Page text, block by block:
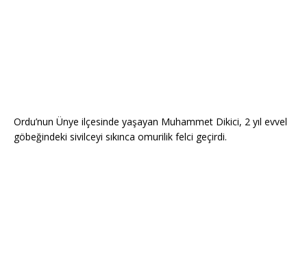
Ordu’nun Ünye ilçesinde yaşayan Muhammet Dikici, 2 yıl evvel
göbeğindeki sivilceyi sıkınca omurilik felci geçirdi.